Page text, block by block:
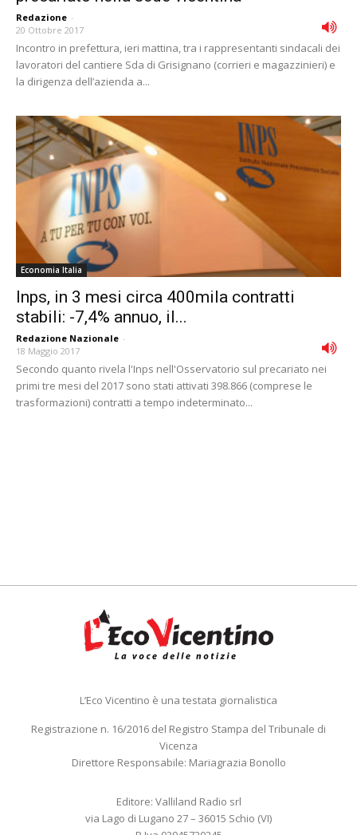
Redazione -
20 Ottobre 2017
Incontro in prefettura, ieri mattina, tra i rappresentanti sindacali dei
lavoratori del cantiere Sda di Grisignano (corrieri e magazzinieri) e
la dirigenza dell’azienda a...
Economia Italia
Inps, in 3 mesi circa 400mila contratti
stabili: -7,4% annuo, il...
Redazione Nazionale -
18 Maggio 2017
Secondo quanto rivela l'Inps nell'Osservatorio sul precariato nei
primi tre mesi del 2017 sono stati attivati 398.866 (comprese le
trasformazioni) contratti a tempo indeterminato...
L’Eco Vicentino è una testata giornalistica
Registrazione n. 16/2016 del Registro Stampa del Tribunale di
Vicenza
Direttore Responsabile: Mariagrazia Bonollo
Editore: Valliland Radio srl
via Lago di Lugano 27 – 36015 Schio (VI)